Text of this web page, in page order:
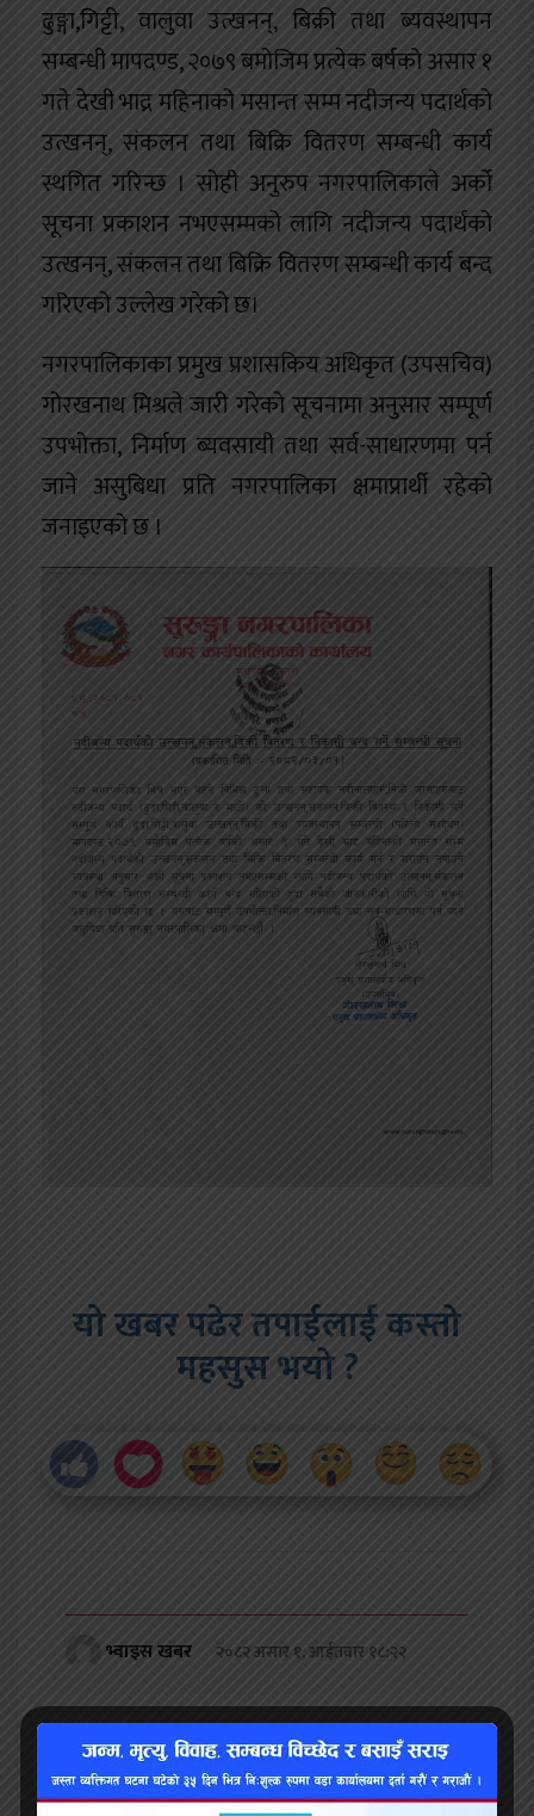
ढुङ्गा,गिट्टी, वालुवा उत्खनन्, बिक्री तथा ब्यवस्थापन
सम्बन्धी मापदण्ड, २०७९ बमोजिम प्रत्येक बर्षको असार १
गते देखी भाद्र महिनाको मसान्त सम्म नदीजन्य पदार्थको
उत्खनन्, संकलन तथा बिक्रि वितरण सम्बन्धी कार्य
स्थगित गरिन्छ । सोही अनुरुप नगरपालिकाले अर्को
सूचना प्रकाशन नभएसम्मको लागि नदीजन्य पदार्थको
उत्खनन्, संकलन तथा बिक्रि वितरण सम्बन्धी कार्य बन्द
गरिएको उल्लेख गरेको छ।
नगरपालिकाका प्रमुख प्रशासकिय अधिकृत (उपसचिव)
गोरखनाथ मिश्रले जारी गरेको सूचनामा अनुसार सम्पूर्ण
उपभोक्ता, निर्माण ब्यवसायी तथा सर्व-साधारणमा पर्न
जाने असुबिधा प्रति नगरपालिका क्षमाप्रार्थी रहेको
जनाइएको छ ।
यो खबर पढेर तपाईलाई कस्तो
महसुस भयो ?
भ्वाइस खबर २०८२ असार १, आईतवार १८:२२
प्रतिक्रिया